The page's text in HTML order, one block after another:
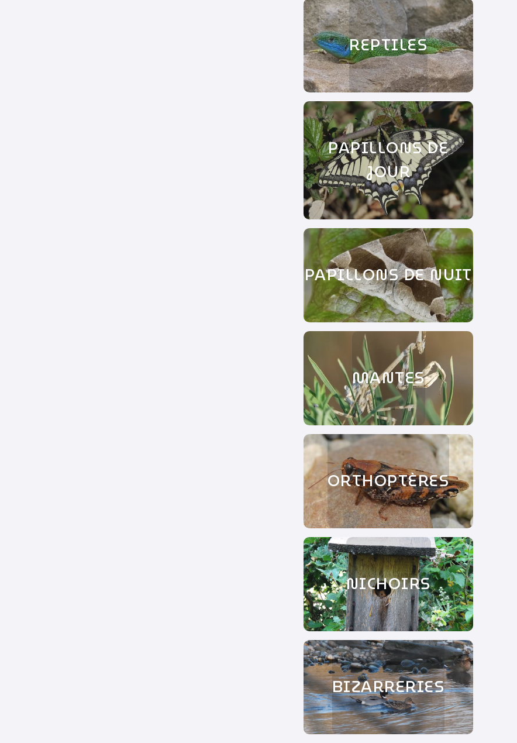
REPTILES
PAPILLONS DE
JOUR
PAPILLONS DE NUIT
MANTES
ORTHOPTÈRES
NICHOIRS
BIZARRERIES